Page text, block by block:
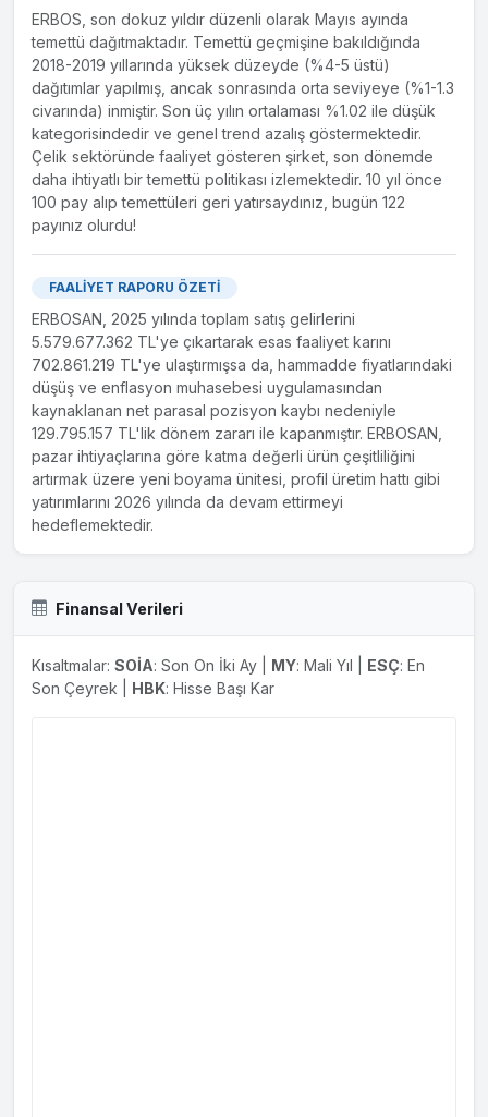
ERBOS, son dokuz yıldır düzenli olarak Mayıs ayında
temettü dağıtmaktadır. Temettü geçmişine bakıldığında
2018-2019 yıllarında yüksek düzeyde (%4-5 üstü)
dağıtımlar yapılmış, ancak sonrasında orta seviyeye (%1-1.3
civarında) inmiştir. Son üç yılın ortalaması %1.02 ile düşük
kategorisindedir ve genel trend azalış göstermektedir.
Çelik sektöründe faaliyet gösteren şirket, son dönemde
daha ihtiyatlı bir temettü politikası izlemektedir. 10 yıl önce
100 pay alıp temettüleri geri yatırsaydınız, bugün 122
payınız olurdu!
FAALİYET RAPORU ÖZETİ
ERBOSAN, 2025 yılında toplam satış gelirlerini
5.579.677.362 TL'ye çıkartarak esas faaliyet karını
702.861.219 TL'ye ulaştırmışsa da, hammadde fiyatlarındaki
düşüş ve enflasyon muhasebesi uygulamasından
kaynaklanan net parasal pozisyon kaybı nedeniyle
129.795.157 TL'lik dönem zararı ile kapanmıştır. ERBOSAN,
pazar ihtiyaçlarına göre katma değerli ürün çeşitliliğini
artırmak üzere yeni boyama ünitesi, profil üretim hattı gibi
yatırımlarını 2026 yılında da devam ettirmeyi
hedeflemektedir.
Finansal Verileri
Kısaltmalar: SOİA: Son On İki Ay | MY: Mali Yıl | ESÇ: En
Son Çeyrek | HBK: Hisse Başı Kar